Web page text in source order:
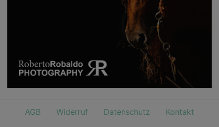
AGB Widerruf Datenschutz
Kontakt